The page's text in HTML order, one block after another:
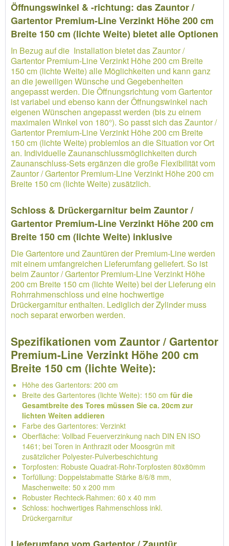
Öffnungswinkel & -richtung: das Zauntor /
Gartentor Premium-Line Verzinkt Höhe 200 cm
Breite 150 cm (lichte Weite) bietet alle Optionen
In Bezug auf die Installation bietet das Zauntor /
Gartentor Premium-Line Verzinkt Höhe 200 cm Breite
150 cm (lichte Weite) alle Möglichkeiten und kann ganz
an die jeweiligen Wünsche und Gegebenheiten
angepasst werden. Die Öffnungsrichtung vom Gartentor
ist variabel und ebenso kann der Öffnungswinkel nach
eigenen Wünschen angepasst werden (bis zu einem
maximalen Winkel von 180°). So passt sich das Zauntor /
Gartentor Premium-Line Verzinkt Höhe 200 cm Breite
150 cm (lichte Weite) problemlos an die Situation vor Ort
an. Individuelle Zaunanschlussmöglichkeiten durch
Zaunanschluss-Sets ergänzen die große Flexibilität vom
Zauntor / Gartentor Premium-Line Verzinkt Höhe 200 cm
Breite 150 cm (lichte Weite) zusätzlich.
Schloss & Drückergarnitur beim Zauntor /
Gartentor Premium-Line Verzinkt Höhe 200 cm
Breite 150 cm (lichte Weite) inklusive
Die Gartentore und Zauntüren der Premium-Line werden
mit einem umfangreichen Lieferumfang geliefert. So ist
beim Zauntor / Gartentor Premium-Line Verzinkt Höhe
200 cm Breite 150 cm (lichte Weite) bei der Lieferung ein
Rohrrahmenschloss und eine hochwertige
Drückergarnitur enthalten. Lediglich der Zylinder muss
noch separat erworben werden.
Spezifikationen vom Zauntor / Gartentor
Premium-Line Verzinkt Höhe 200 cm
Breite 150 cm (lichte Weite):
Höhe des Gartentors: 200 cm
Breite des Gartentores (lichte Weite): 150 cm für die
Gesamtbreite des Tores müssen Sie ca. 20cm zur
lichten Weiten addieren
Farbe des Gartentores: Verzinkt
Oberfläche: Vollbad Feuerverzinkung nach DIN EN ISO
1461; bei Toren in Anthrazit oder Moosgrün mit
zusätzlicher Polyester-Pulverbeschichtung
Torpfosten: Robuste Quadrat-Rohr-Torpfosten 80x80mm
Torfüllung: Doppelstabmatte Stärke 8/6/8 mm,
Maschenweite: 50 x 200 mm
Robuster Rechteck-Rahmen: 60 x 40 mm
Schloss: hochwertiges Rahmenschloss inkl.
Drückergarnitur